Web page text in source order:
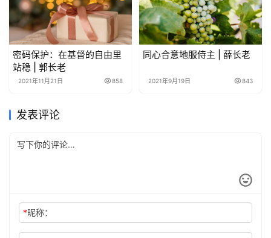
密码保护：在基督的自由里
站稳 | 郭长老
2021年11月21日 858
同心合意地服侍主 | 薛长老
2021年9月19日 843
发表评论
*昵称：